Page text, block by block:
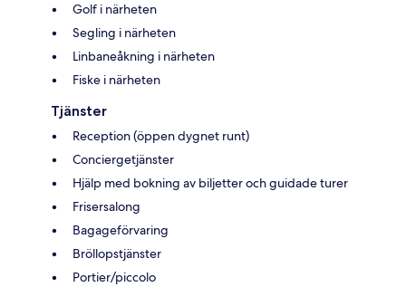
Golf i närheten
Segling i närheten
Linbaneåkning i närheten
Fiske i närheten
Tjänster
Reception (öppen dygnet runt)
Conciergetjänster
Hjälp med bokning av biljetter och guidade turer
Frisersalong
Bagageförvaring
Bröllopstjänster
Portier/piccolo